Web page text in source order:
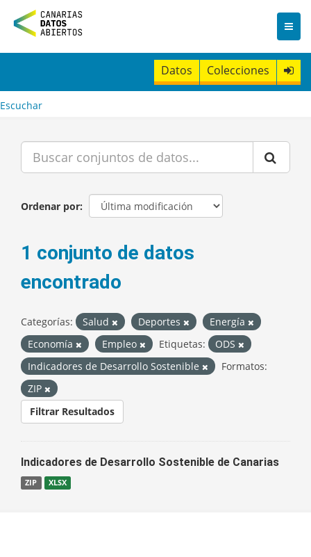
n
t
Datos Colecciones
Escuchar
Ordenar por
1 conjunto de datos
encontrado
Categorías: Salud Deportes
Energía
Economía
Empleo Etiquetas:
ODS
Indicadores de Desarrollo Sostenible
Formatos:
ZIP
Filtrar Resultados
Indicadores de Desarrollo Sostenible de Canarias
ZIP XLSX